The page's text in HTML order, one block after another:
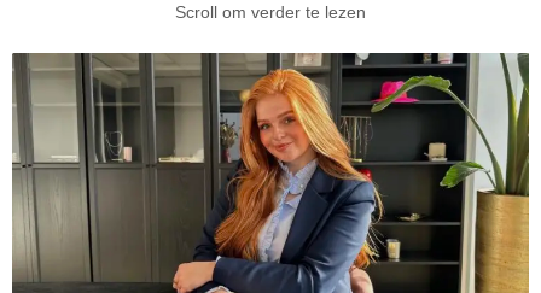
Scroll om verder te lezen